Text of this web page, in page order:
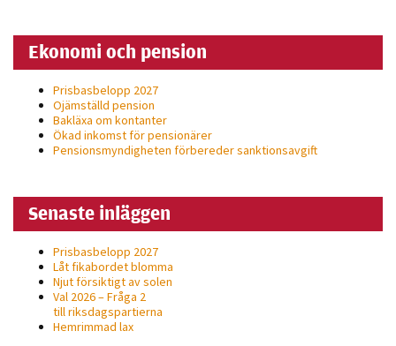
Ekonomi och pension
Prisbasbelopp 2027
Ojämställd pension
Bakläxa om kontanter
Ökad inkomst för pensionärer
Pensionsmyndigheten förbereder sanktionsavgift
Senaste inläggen
Prisbasbelopp 2027
Låt fikabordet blomma
Njut försiktigt av solen
Val 2026 – Fråga 2
till riksdagspartierna
Hemrimmad lax